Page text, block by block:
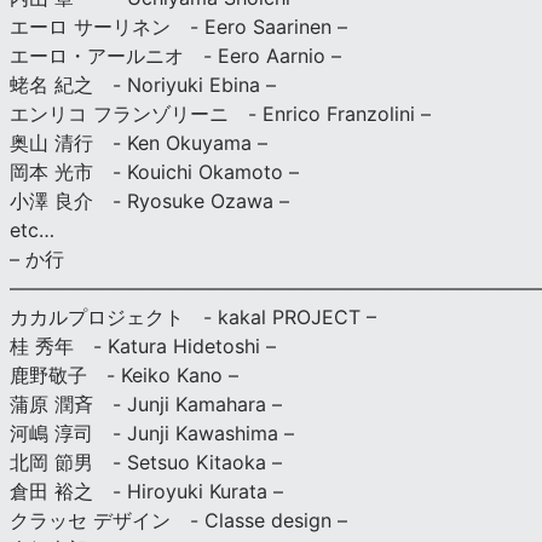
エーロ サーリネン - Eero Saarinen –
エーロ・アールニオ - Eero Aarnio –
蛯名 紀之 - Noriyuki Ebina –
エンリコ フランゾリーニ - Enrico Franzolini –
奥山 清行 - Ken Okuyama –
岡本 光市 - Kouichi Okamoto –
小澤 良介 - Ryosuke Ozawa –
etc…
– か行
カカルプロジェクト - kakal PROJECT –
桂 秀年 - Katura Hidetoshi –
鹿野敬子 - Keiko Kano –
蒲原 潤斉 - Junji Kamahara –
河嶋 淳司 - Junji Kawashima –
北岡 節男 - Setsuo Kitaoka –
倉田 裕之 - Hiroyuki Kurata –
クラッセ デザイン - Classe design –